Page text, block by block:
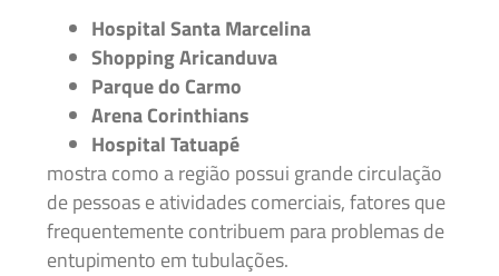
Hospital Santa Marcelina
Shopping Aricanduva
Parque do Carmo
Arena Corinthians
Hospital Tatuapé
mostra como a região possui grande circulação
de pessoas e atividades comerciais, fatores que
frequentemente contribuem para problemas de
entupimento em tubulações.